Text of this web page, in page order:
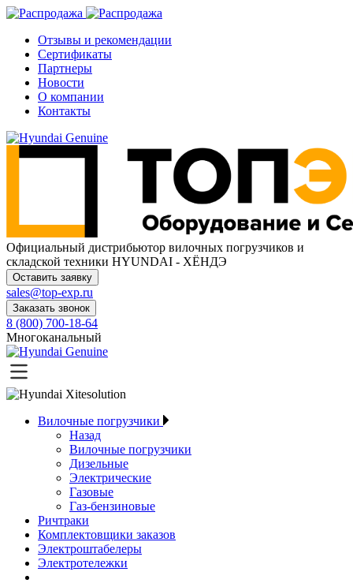
Отзывы и рекомендации
Сертификаты
Партнеры
Новости
О компании
Контакты
Официальный дистрибьютор вилочных погрузчиков и
складской техники HYUNDAI - ХЁНДЭ
Оставить заявку
sales@top-exp.ru
Заказать звонок
8 (800) 700-18-64
Многоканальный
Вилочные погрузчики
Назад
Вилочные погрузчики
Дизельные
Электрические
Газовые
Газ-бензиновые
Ричтраки
Комплектовщики заказов
Электроштабелеры
Электротележки